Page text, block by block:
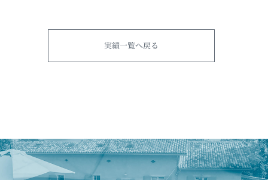
実績一覧へ戻る